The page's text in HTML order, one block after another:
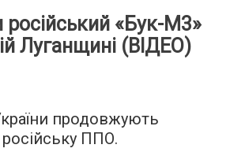
«Бук-М3»
Луганщині (ВІДЕО)
продовжують
ППО.